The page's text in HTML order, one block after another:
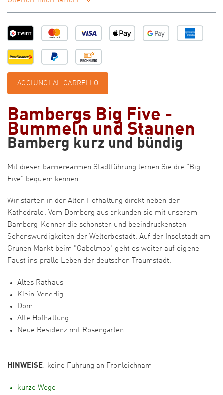
AGGIUNGI AL CARRELLO
Bambergs Big Five -
Bummeln und Staunen
Bamberg kurz und bündig
Mit dieser barrierearmen Stadtführung lernen Sie die "Big
Five" bequem kennen.
Wir starten in der Alten Hofhaltung direkt neben der
Kathedrale. Vom Domberg aus erkunden sie mit unserem
Bamberg-Kenner die schönsten und beeindruckensten
Sehenswürdigkeiten der Welterbestadt. Auf der Inselstadt am
Grünen Markt beim "Gabelmoo" geht es weiter auf eigene
Faust ins pralle Leben der deutschen Traumstadt.
Altes Rathaus
Klein-Venedig
Dom
Alte Hofhaltung
Neue Residenz mit Rosengarten
HINWEISE: keine Führung an Fronleichnam
kurze Wege